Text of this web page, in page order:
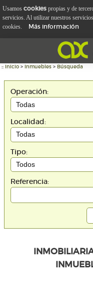
:: Inicio > Inmuebles > Búsqueda
Operación:
Localidad:
Tipo:
Referencia:
Usamos cookies propias y de
servicios. Al utilizar nuestros
cookies.
Más información